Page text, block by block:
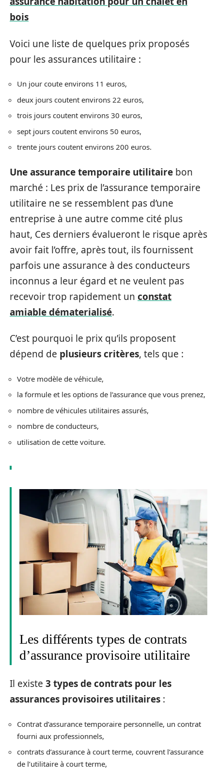
bois
Voici une liste de quelques prix proposés
pour les assurances utilitaire :
Un jour coute environs 11 euros,
deux jours coutent environs 22 euros,
trois jours coutent environs 30 euros,
sept jours coutent environs 50 euros,
trente jours coutent environs 200 euros.
Une assurance temporaire utilitaire bon
marché : Les prix de l’assurance temporaire
utilitaire ne se ressemblent pas d’une
entreprise à une autre comme cité plus
haut, Ces derniers évalueront le risque après
avoir fait l’offre, après tout, ils fournissent
parfois une assurance à des conducteurs
inconnus a leur égard et ne veulent pas
recevoir trop rapidement un constat
amiable dématerialisé.
C’est pourquoi le prix qu’ils proposent
dépend de plusieurs critères, tels que :
Votre modèle de véhicule,
la formule et les options de l’assurance que vous prenez,
nombre de véhicules utilitaires assurés,
nombre de conducteurs,
utilisation de cette voiture.
Les différents types de contrats
d’assurance provisoire utilitaire
Il existe 3 types de contrats pour les
assurances provisoires utilitaires :
Contrat d’assurance temporaire personnelle, un contrat
fourni aux professionnels,
contrats d’assurance à court terme, couvrent l’assurance
de l’utilitaire à court terme,